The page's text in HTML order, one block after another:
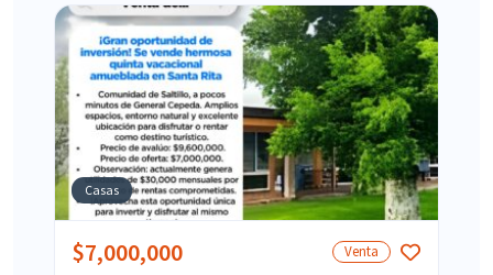
Casas
$7,000,000 Venta